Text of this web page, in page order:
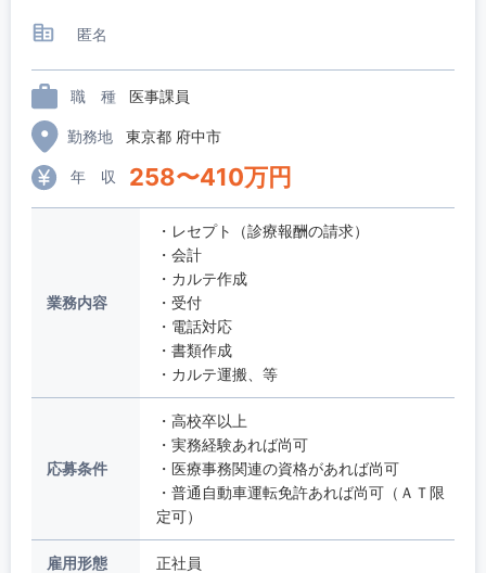
匿名
職 種 医事課員
勤務地 東京都 府中市
年 収 258〜410万円
業務内容
・レセプト（診療報酬の請求）
・会計
・カルテ作成
・受付
・電話対応
・書類作成
・カルテ運搬、等
応募条件
・高校卒以上
・実務経験あれば尚可
・医療事務関連の資格があれば尚可
・普通自動車運転免許あれば尚可（ＡＴ限
定可）
雇用形態 正社員